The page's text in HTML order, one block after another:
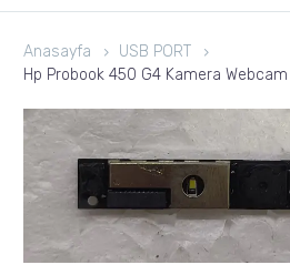
Anasayfa
USB PORT
Hp Probook 450 G4 Kamera Webcam